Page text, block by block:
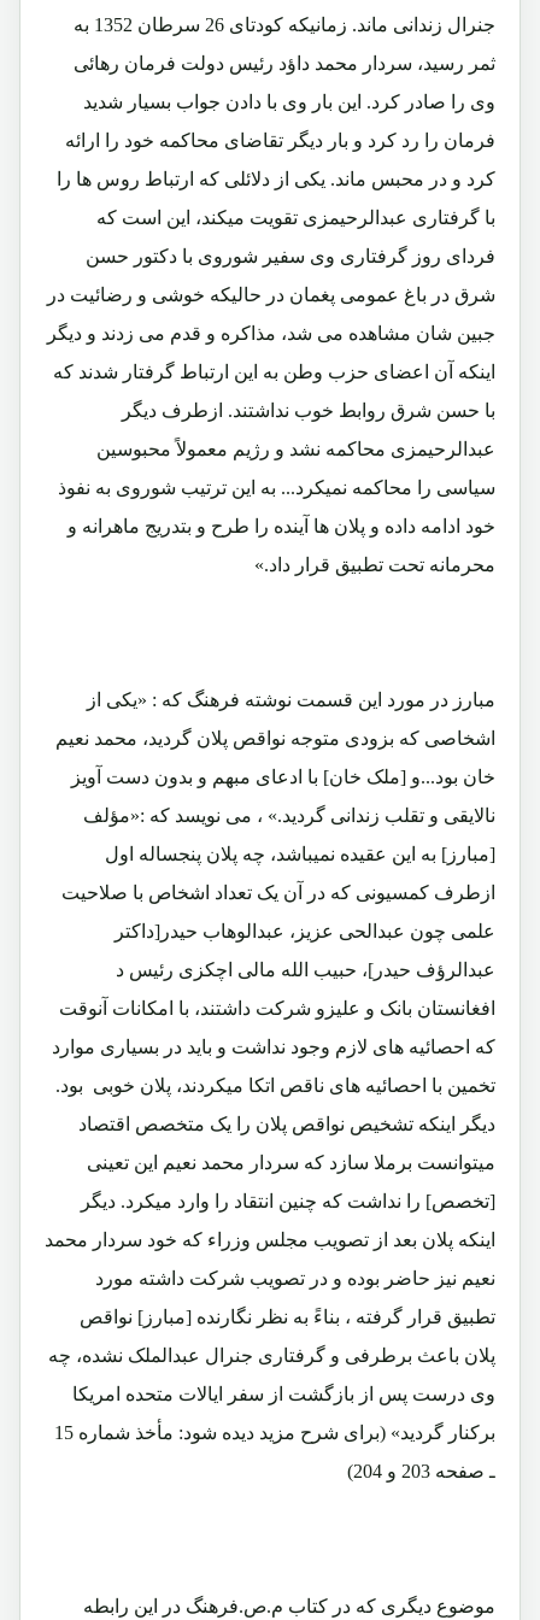
جنرال زندانی ماند. زمانیکه کودتای 26 سرطان 1352 به
ثمر رسید، سردار محمد داؤد رئیس دولت فرمان رهائی
وی را صادر کرد. این بار وی با دادن جواب بسیار شدید
فرمان را رد کرد و بار دیگر تقاضای محاکمه خود را ارائه
کرد و در محبس ماند. یکی از دلائلی که ارتباط روس ها را
با گرفتاری عبدالرحیمزی تقویت میکند، این است که
فردای روز گرفتاری وی سفیر شوروی با دکتور حسن
شرق در باغ عمومی پغمان در حالیکه خوشی و رضائیت در
جبین شان مشاهده می شد، مذاکره و قدم می زدند و دیگر
اینکه آن اعضای حزب وطن به این ارتباط گرفتار شدند که
با حسن شرق روابط خوب نداشتند. ازطرف دیگر
عبدالرحیمزی محاکمه نشد و رژیم معمولاً محبوسین
سیاسی را محاکمه نمیکرد... به این ترتیب شوروی به نفوذ
خود ادامه داده و پلان ها آینده را طرح و بتدریج ماهرانه و
محرمانه تحت تطبیق قرار داد.»
مبارز در مورد این قسمت نوشته فرهنگ که : «یکی از
اشخاصی که بزودی متوجه نواقص پلان گردید، محمد نعیم
خان بود...و [ملک خان] با ادعای مبهم و بدون دست آویز
نالایقی و تقلب زندانی گردید.» ، می نویسد که :«مؤلف
[مبارز] به این عقیده نمیباشد، چه پلان پنجساله اول
ازطرف کمسیونی که در آن یک تعداد اشخاص با صلاحیت
علمی چون عبدالحی عزیز، عبدالوهاب حیدر[داکتر
عبدالرؤف حیدر]، حبیب الله مالی اچکزی رئیس د
افغانستان بانک و علیزو شرکت داشتند، با امکانات آنوقت
که احصائیه های لازم وجود نداشت و باید در بسیاری موارد
تخمین با احصائیه های ناقص اتکا میکردند، پلان خوبی بود.
دیگر اینکه تشخیص نواقص پلان را یک متخصص اقتصاد
میتوانست برملا سازد که سردار محمد نعیم این تعینی
[تخصص] را نداشت که چنین انتقاد را وارد میکرد. دیگر
اینکه پلان بعد از تصویب مجلس وزراء که خود سردار محمد
نعیم نیز حاضر بوده و در تصویب شرکت داشته مورد
تطبیق قرار گرفته ، بناءً به نظر نگارنده [مبارز] نواقص
پلان باعث برطرفی و گرفتاری جنرال عبدالملک نشده، چه
وی درست پس از بازگشت از سفر ایالات متحده امریکا
برکنار گردید» (برای شرح مزید دیده شود: مأخذ شماره 15
ـ صفحه 203 و 204)
موضوع دیگری که در کتاب م.ص.فرهنگ در این رابطه